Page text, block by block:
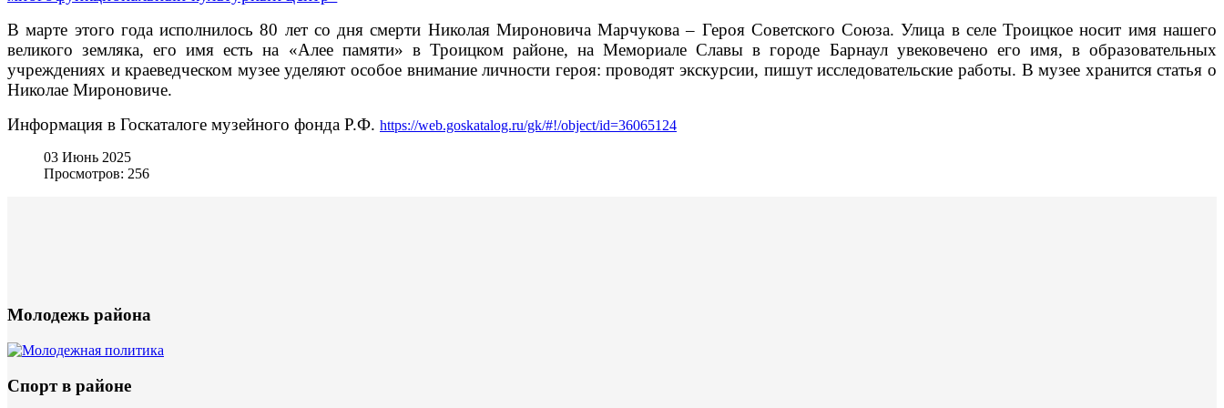
В марте этого года исполнилось 80 лет со дня смерти Николая Мироновича Марчукова – Героя Советского Союза. Улица в селе Троицкое носит имя нашего
великого земляка, его имя есть на «Алее памяти» в Троицком районе, на Мемориале Славы в городе Барнаул увековечено его имя, в образовательных
учреждениях и краеведческом музее уделяют особое внимание личности героя: проводят экскурсии, пишут исследовательские работы. В музее хранится статья о
Николае Мироновиче.
Информация в Госкаталоге музейного фонда Р.Ф. https://web.goskatalog.ru/gk/#!/object/id=36065124
03 Июнь 2025
Просмотров: 256
Молодежь района
Спорт в районе